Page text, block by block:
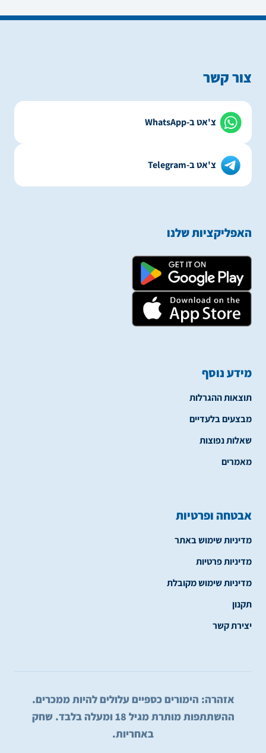
צור קשר
צ'אט ב-WhatsApp
צ'אט ב-Telegram
האפליקציות שלנו
מידע נוסף
תוצאות ההגרלות
מבצעים בלעדיים
שאלות נפוצות
מאמרים
אבטחה ופרטיות
מדיניות שימוש באתר
מדיניות פרטיות
מדיניות שימוש מקובלת
תקנון
יצירת קשר
אזהרה: הימורים כספיים עלולים להיות ממכרים.
ההשתתפות מותרת מגיל 18 ומעלה בלבד. שחק
באחריות.